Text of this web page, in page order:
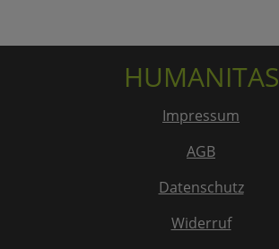
HUMANITAS
Impressum
AGB
Datenschutz
Widerruf